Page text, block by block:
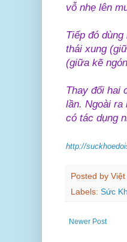
vỗ nhẹ lên
Tiếp đó
thái xung
(giữa kẽ
Thay đổi hai
lần. Ngoài ra
có tác dụng
http://
Posted by Việt
Labels: Sức
Newer Post